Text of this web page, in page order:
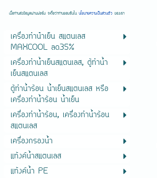
เมื่อท่านส่งข้อมูลผ่านฟอร์ม จะถือว่าท่านยอมรับในนโยบายความเป็นส่วนตัว ของเรา
เครื่องทําน้ําเย็น สแตนเลส
MAXCOOL ลด35%
เครื่องทำน้ำเย็นสแตนเลส, ตู้ทำน้ำ
เย็นสแตนเลส
ตู้ทำน้ำร้อน น้ำเย็นสแตนเลส หรือ
เครื่องทำน้ำร้อน น้ำเย็น
เครื่องทำน้ำร้อน, เครื่องทำน้ำร้อน
สแตนเลส
เครื่องกรองน้ำ
แท้งค์น้ำสแตนเลส
แท้งค์น้ำ PE